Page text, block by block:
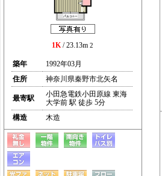
1K/ 23.13m 2
築年
1992年03月
住所
神奈川県秦野市北矢名
最寄駅
小田急電鉄小田原線 東海
大学前 駅 徒歩 5分
構造
木造